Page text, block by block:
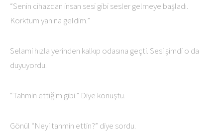
“Senin cihazdan insan sesi gibi sesler gelmeye başladı.
Korktum yanına geldim.”
Selami hızla yerinden kalkıp odasına geçti. Sesi şimdi o da
duyuyordu.
“Tahmin ettiğim gibi.” Diye konuştu.
Gönül “Neyi tahmin ettin?” diye sordu.